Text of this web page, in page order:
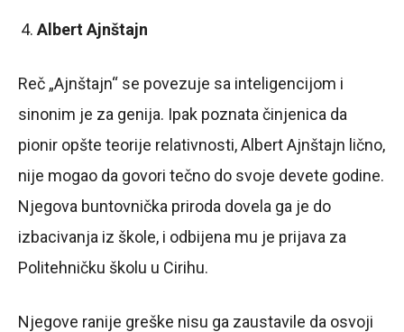
Albert Ajnštajn
Reč „Ajnštajn“ se povezuje sa inteligencijom i
sinonim je za genija. Ipak poznata činjenica da
pionir opšte teorije relativnosti, Albert Ajnštajn lično,
nije mogao da govori tečno do svoje devete godine.
Njegova buntovnička priroda dovela ga je do
izbacivanja iz škole, i odbijena mu je prijava za
Politehničku školu u Cirihu.
Njegove ranije greške nisu ga zaustavile da osvoji